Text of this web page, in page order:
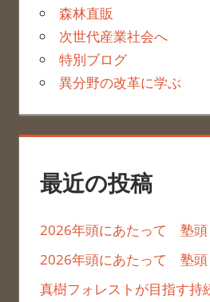
森林直販
次世代産業社会へ
特別ブログ
異分野の改革に学ぶ
最近の投稿
2026年頭にあたって 塾頭
2026年頭にあたって 塾頭
真樹フォレストが目指す持